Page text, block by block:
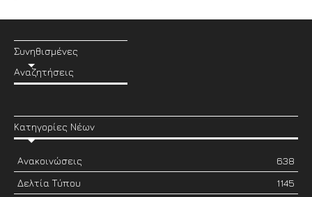
Συνηθισμένες
Αναζητήσεις
Κατηγορίες Νέων
Ανακοινώσεις
638
Δελτία Τύπου
1145